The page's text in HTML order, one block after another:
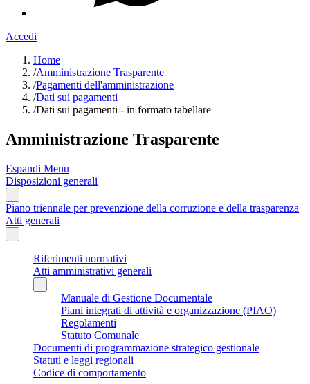
Accedi
Home
/Amministrazione Trasparente
/Pagamenti dell'amministrazione
/Dati sui pagamenti
/Dati sui pagamenti - in formato tabellare
Amministrazione Trasparente
Espandi Menu
Disposizioni generali
Piano triennale per prevenzione della corruzione e della trasparenza
Atti generali
Riferimenti normativi
Atti amministrativi generali
Manuale di Gestione Documentale
Piani integrati di attività e organizzazione (PIAO)
Regolamenti
Statuto Comunale
Documenti di programmazione strategico gestionale
Statuti e leggi regionali
Codice di comportamento